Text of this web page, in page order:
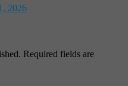
2026
Required fields are